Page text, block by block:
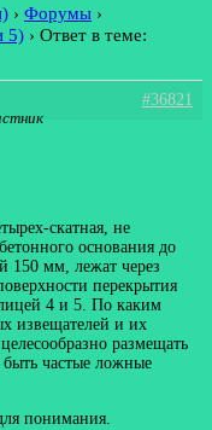
› Форумы ›
5) › Ответ в теме:
#36821
скатная, не
основания до
150 мм, лежат через
перекрытия
4 и 5. По каким
извещателей и их
размещать
частые ложные
понимания.